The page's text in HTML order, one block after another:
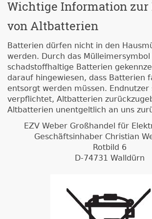
Wichtige Information zur
von Altbatterien
Batterien dürfen nicht in den
werden. Durch das
schadstoffhaltige Batterien
darauf hingewiesen, dass Batterien
entsorgt werden müssen. Endnutzer
verpflichtet, Altbatterien
Altbatterien unentgeltlich an uns
EZV Weber Großhandel für
Geschäftsinhaber Christian
Rotbild 6
D-74731 Walldürn